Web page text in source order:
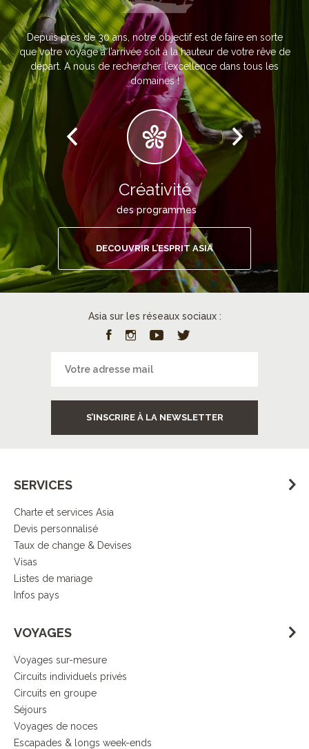
Depuis près de 30 ans, notre objectif est de faire en sorte
que votre voyage à l’arrivée soit à la hauteur de votre rêve de
départ. A nous de rechercher l’excellence dans tous les
domaines !
Créativité
des programmes
DECOUVRIR L’ESPRIT ASIA
Asia sur les réseaux sociaux :
S’INSCRIRE À LA NEWSLETTER
SERVICES
Charte et services Asia
Devis personnalisé
Taux de change & Devises
Visas
Listes de mariage
Infos pays
VOYAGES
Voyages sur-mesure
Circuits individuels privés
Circuits en groupe
Séjours
Voyages de noces
Escapades & longs week-ends